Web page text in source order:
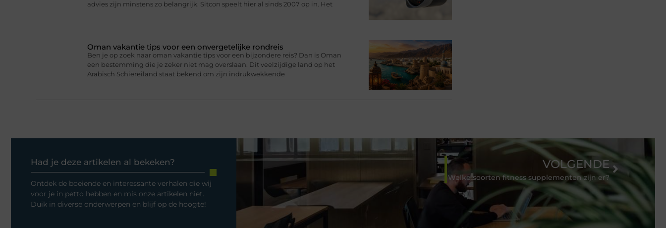
advies zijn minstens zo belangrijk. Sitcon speelt hier al sinds 2007 op in. Het
Oman vakantie tips voor een onvergetelijke rondreis
Ben je op zoek naar oman vakantie tips voor een bijzondere reis? Dan is Oman
een bestemming die je zeker niet mag overslaan. Dit veelzijdige land op het
Arabisch Schiereiland staat bekend om zijn indrukwekkende
Had je deze artikelen al bekeken?
Ontdek de boeiende en interessante verhalen die wij
voor je in petto hebben en mis onze artikelen niet.
Duik in diverse onderwerpen en blijf op de hoogte!
VOLGENDE
Welke soorten fitness supplementen zijn er?